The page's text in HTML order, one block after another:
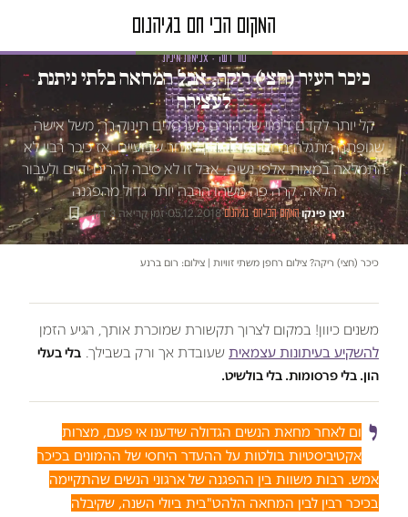
טור דעה · אלימות מינית
כיכר העיר (חצי) ריקה, אבל המחאה בלתי ניתנת
לעצירה
קל יותר לקדם דימוי של הורים מערסלים תינוק רך, משל אישה
שגופתה מתגלה בחצר ביתה רק לאחר שבועיים. אז כיכר רבין לא
התמלאה במאות אלפי נשים, אבל זו לא סיבה להרים ידיים ולעבור
הלאה. קרה פה משהו הרבה יותר גדול מהפגנה
ניצן פינקו·המקום הכי חם בגיהנום·
05.12.2018
·זמן קריאה 3 דק׳
כיכר (חצי) ריקה? צילום רחפן משתי זוויות | צילום: רום ברנע
משנים כיוון! במקום לצרוך תקשורת שמוכרת אותך, הגיע הזמן
להשקיע בעיתונות עצמאית שעובדת אך ורק בשבילך. בלי בעלי
הון. בלי פרסומות. בלי בולשיט.
י ום לאחר מחאת הנשים הגדולה שידענו אי פעם, מצרות
אקטיביסטיות בולטות על ההעדר היחסי של ההמונים בכיכר
אמש. רבות משוות בין ההפגנה של ארגוני הנשים שהתקיימה
בכיכר רבין לבין המחאה הלהט"בית ביולי השנה, שקיבלה